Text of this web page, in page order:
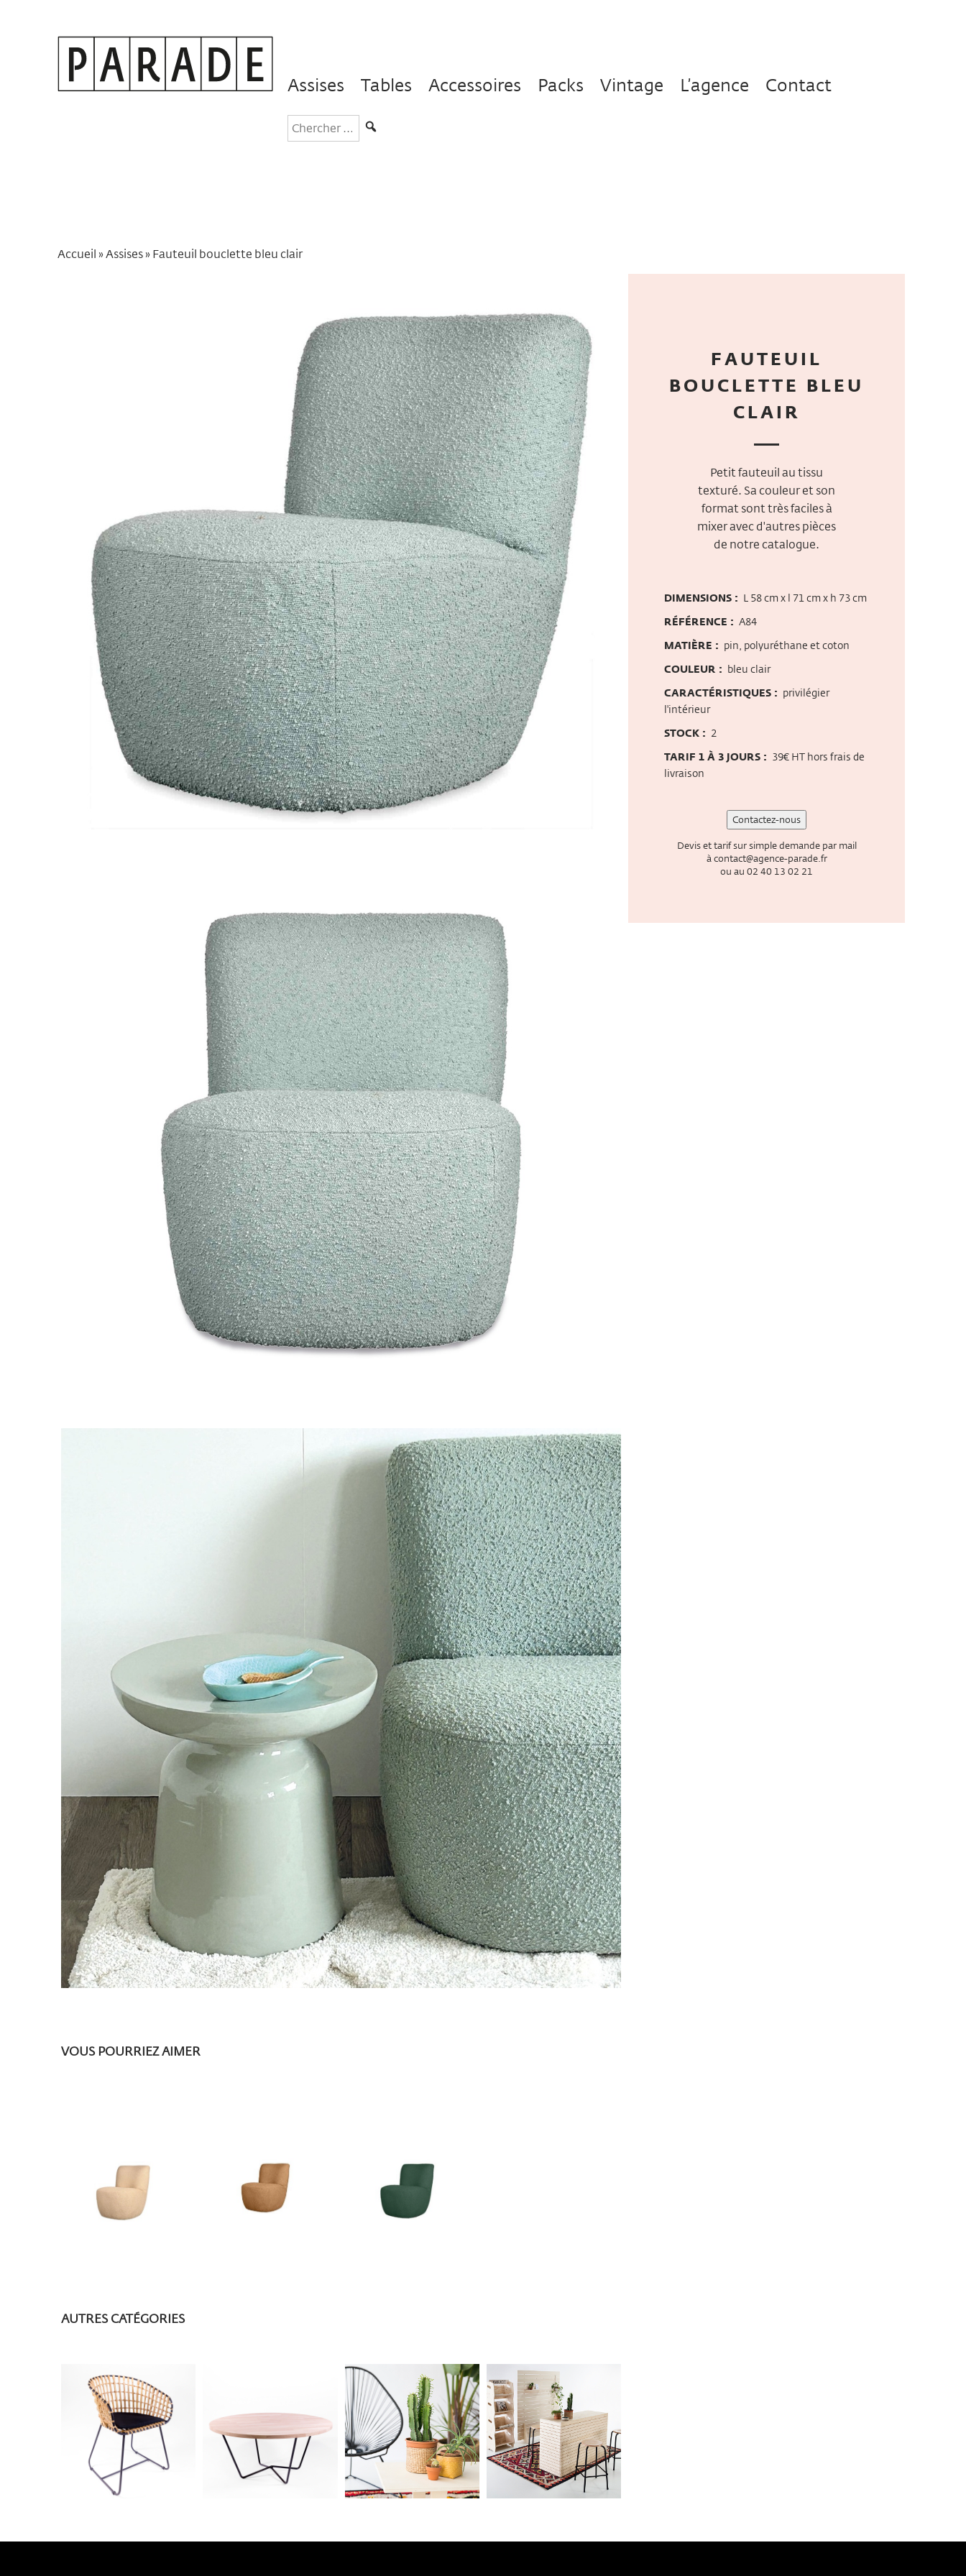
Assises Tables Accessoires Packs Vintage L’agence
Contact
Rechercher
Accueil »Assises»Fauteuil bouclette bleu clair
FAUTEUIL
BOUCLETTE BLEU
CLAIR
Petit fauteuil au tissu
texturé. Sa couleur et son
format sont très faciles à
mixer avec d'autres pièces
de notre catalogue.
DIMENSIONS : L 58 cm x l 71 cm x h 73 cm
RÉFÉRENCE : A84
MATIÈRE : pin, polyuréthane et coton
COULEUR : bleu clair
CARACTÉRISTIQUES : privilégier
l'intérieur
STOCK : 2
TARIF 1 À 3 JOURS : 39€ HT hors frais de
livraison
Contactez-nous
Devis et tarif sur simple demande par mail
àcontact@agence-parade.fr
ou au02 40 13 02 21
VOUS POURRIEZ AIMER
AUTRES CATÉGORIES